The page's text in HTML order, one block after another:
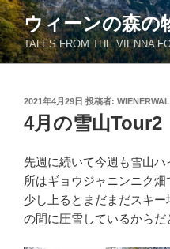
コ
ン
テ
ン
ウィーンの森の
TALES FROM THE VIENNA
投
稿
日:
2021年4月29日 投稿者:
4月の雪山Tour2
先週に続いて今週も雪山
所はギョウジャニンニク畑
少し上るとまだまだスキ
の間に圧雪しているからだ